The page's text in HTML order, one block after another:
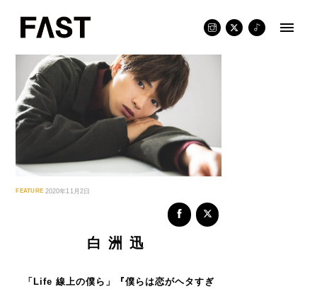
content
FEATURE 2020年11月2日
白洲迅
「Life 線上の僕ら」『僕らは恋がヘタすぎ